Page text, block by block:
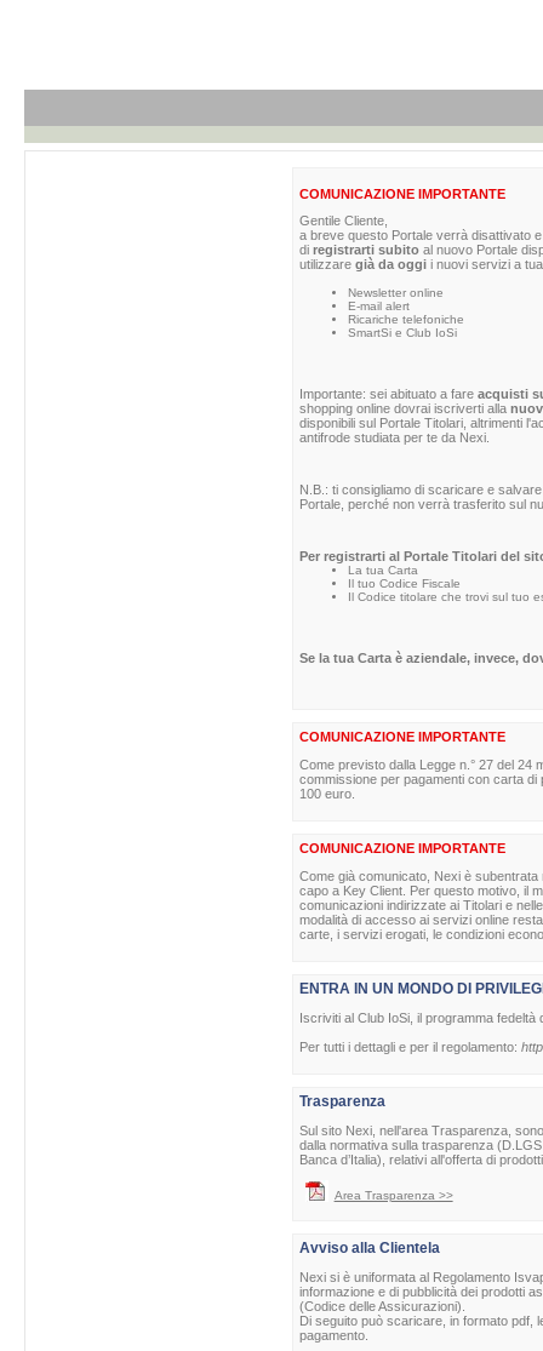
COMUNICAZIONE IMPORTANTE
Gentile Cliente,
a breve questo Portale verrà disattivato
diregistrarti subitoal nuovo Portale
utilizzare già da oggii nuovi servizi a
Newsletter online
E-mail alert
Ricariche telefoniche
SmartSi e Club IoSi
Importante: sei abituato a fare acquisti
shopping online dovrai iscriverti alla
disponibili sul Portale Titolari, altrimenti
antifrode studiata per te da Nexi.
N.B.: ti consigliamo di scaricare e
Portale, perché non verrà trasferito sul
Per registrarti al Portale Titolari del
La tua Carta
Il tuo Codice Fiscale
Il Codice titolare che trovi sul tuo
Se la tua Carta è aziendale, invece,
COMUNICAZIONE IMPORTANTE
Come previsto dalla Legge n.° 27 del 24
commissione per pagamenti con carta
100 euro.
COMUNICAZIONE IMPORTANTE
Come già comunicato, Nexi è
capo a Key Client. Per questo motivo, il
comunicazioni indirizzate ai Titolari e
modalità di accesso ai servizi online
carte, i servizi erogati, le condizioni
ENTRA IN UN MONDO DI
Iscriviti al Club IoSi, il programma
Per tutti i dettagli e per il regolamento:
Trasparenza
Sul sito Nexi, nell'area Trasparenza,
dalla normativa sulla trasparenza
Banca d’Italia), relativi all'offerta di
Area Trasparenza >>
Avviso alla Clientela
Nexi si è uniformata al Regolamento
informazione e di pubblicità dei prodotti
(Codice delle Assicurazioni).
Di seguito può scaricare, in formato pdf,
pagamento.